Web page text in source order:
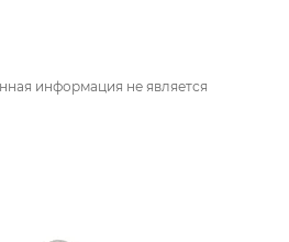
информация не является